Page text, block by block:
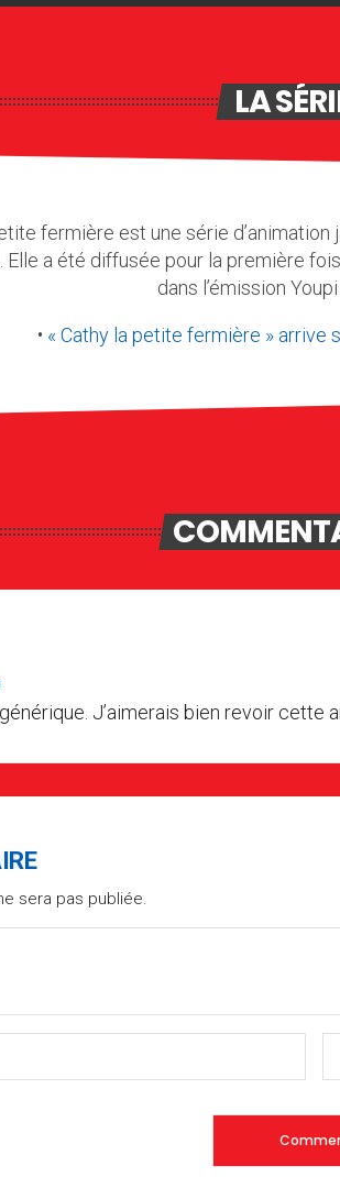
LA
fermière est une série
Elle a été diffusée pour la première
dans l’émission
• « Cathy la petite fermière » arrive
J’aimerais bien revoir cette
sera pas publiée.